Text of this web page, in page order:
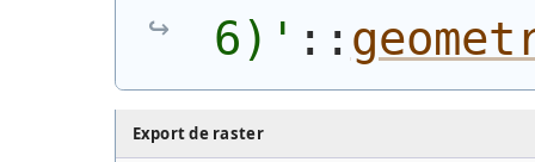
6) ' ::
Export de raster